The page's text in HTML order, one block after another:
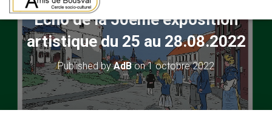
Echo de la 50ème exposition
artistique du 25 au 28.08.2022
Published byAdBon1 octobre 2022